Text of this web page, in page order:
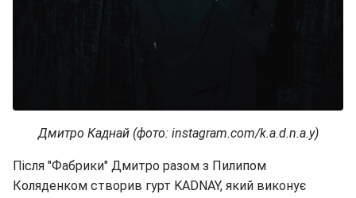
Дмитро Каднай (фото: instagram.com/k.a.d.n.a.y)
Після "Фабрики" Дмитро разом з Пилипом
Коляденком створив гурт KADNAY, який виконує